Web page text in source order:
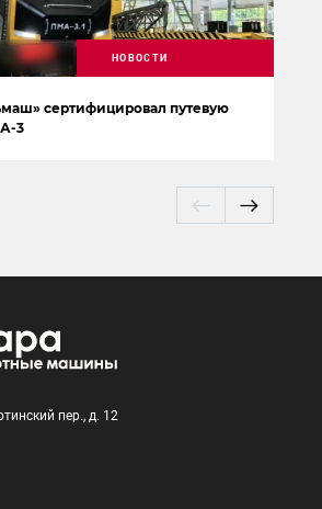
сертифицировал путевую
3
НОВОСТИ
пер., д. 12